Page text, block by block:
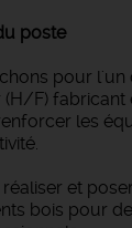
poste
pour l'un
(H/F)
les
et
bois pour